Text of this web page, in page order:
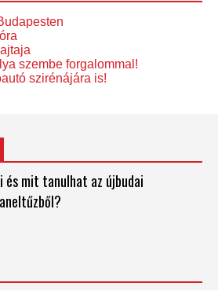
szembe forgalommal!
szirénájára is!
és mit tanulhat az újbudai